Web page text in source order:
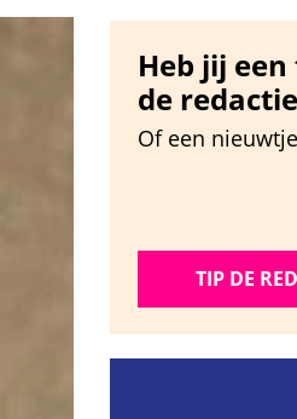
Heb jij
de
Of een
TIP DE